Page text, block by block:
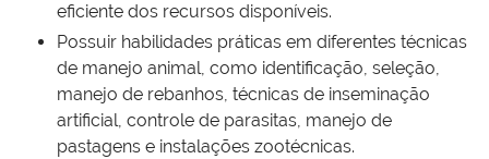
eficiente dos recursos disponíveis.
Possuir habilidades práticas em diferentes técnicas
de manejo animal, como identificação, seleção,
manejo de rebanhos, técnicas de inseminação
artificial, controle de parasitas, manejo de
pastagens e instalações zootécnicas.